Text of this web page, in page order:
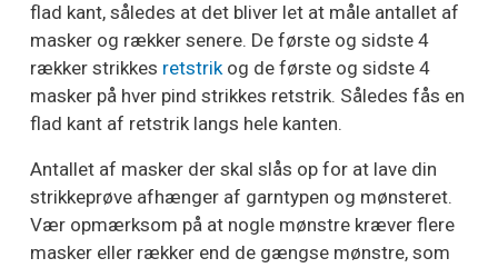
flad kant, således at det bliver let at måle antallet af
masker og rækker senere. De første og sidste 4
rækker strikkes retstrikog de første og sidste 4
masker på hver pind strikkes retstrik. Således fås en
flad kant af retstrik langs hele kanten.
Antallet af masker der skal slås op for at lave din
strikkeprøve afhænger af garntypen og mønsteret.
Vær opmærksom på at nogle mønstre kræver flere
masker eller rækker end de gængse mønstre, som